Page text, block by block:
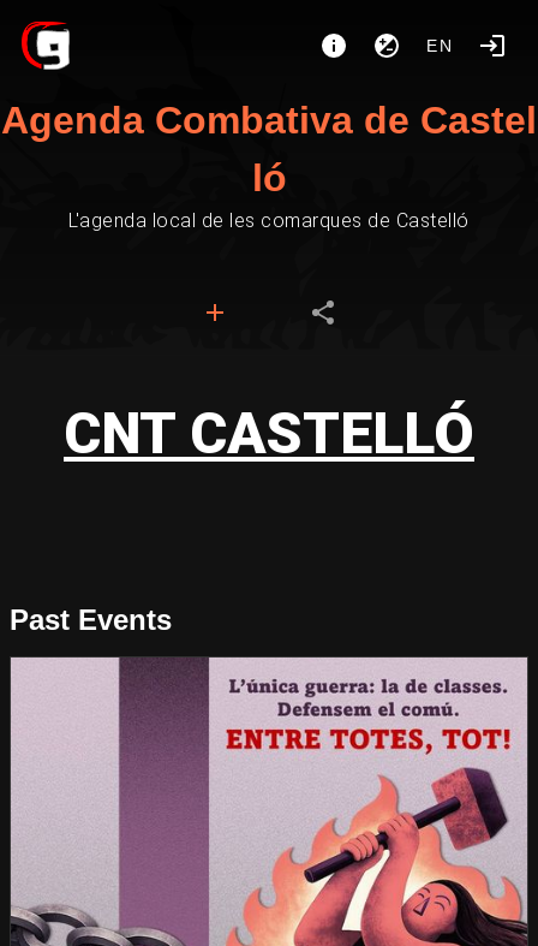
EN
Agenda Combativa de Castel
ló
L'agenda local de les comarques de Castelló
CNT CASTELLÓ
Past Events